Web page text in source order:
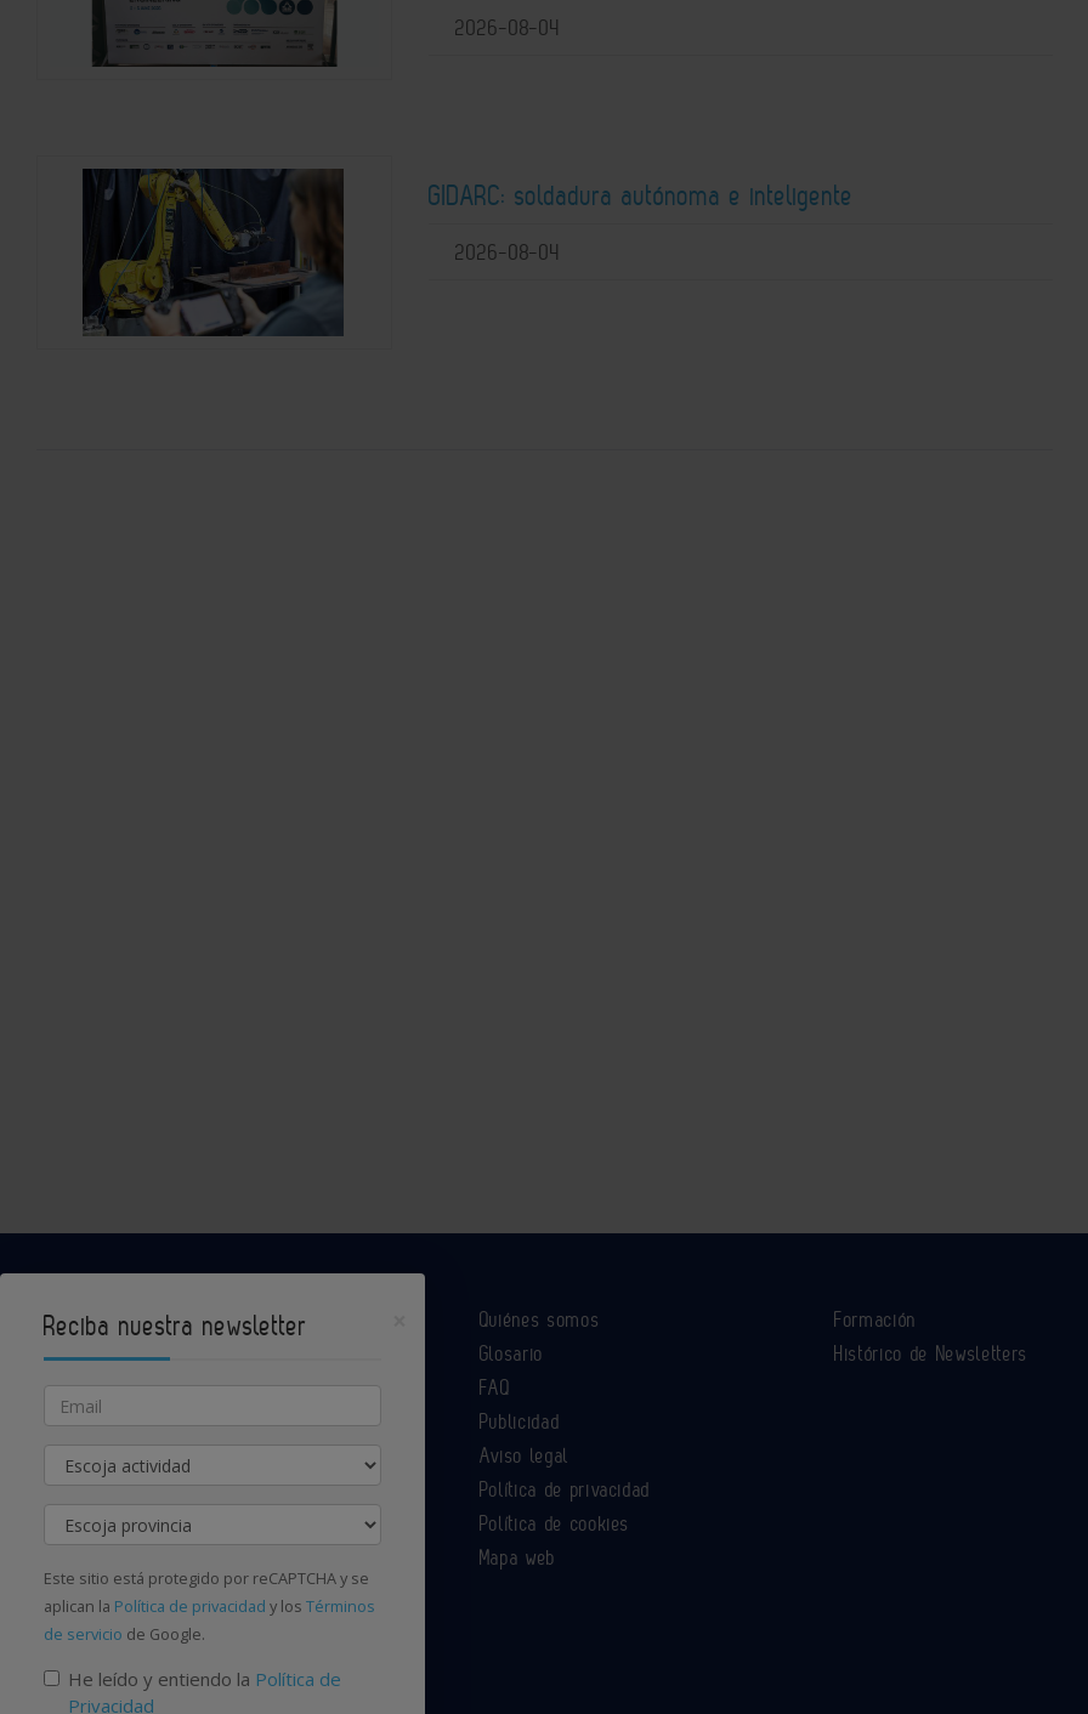
2026-08-04
GIDARC: soldadura autónoma e inteligente
2026-08-04
Contacte con nosotros
Quiénes somos
Glosario
FAQ
Publicidad
Aviso legal
Política de privacidad
Política de cookies
Mapa web
Formación
Histórico de Newsletters
Reciba nuestra newsletter
Email
Actividad
Provincia
Este sitio está protegido por reCAPTCHA y se
aplican la Política de privacidad y los Términos
de servicio de Google.
He leído y entiendo la Política de
Privacidad